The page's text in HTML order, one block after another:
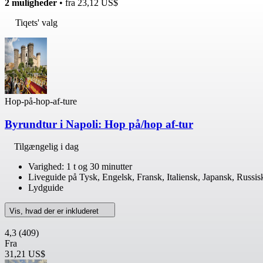
2 muligheder • fra 23,12 US$
Tiqets' valg
Hop-på-hop-af-ture
Byrundtur i Napoli: Hop på/hop af-tur
Tilgængelig i dag
Varighed: 1 t og 30 minutter
Liveguide på Tysk, Engelsk, Fransk, Italiensk, Japansk,
Lydguide
Vis, hvad der er inkluderet
4,3 (409)
Fra
31,21 US$